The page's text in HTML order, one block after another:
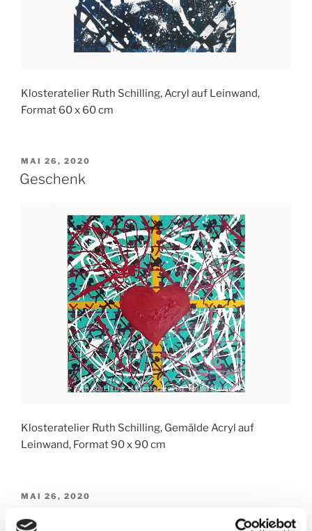
Klosteratelier Ruth Schilling, Acryl auf Leinwand,
Format 60 x 60 cm
VERÖFFENTLICHT
AM
MAI 26, 2020
Geschenk
Klosteratelier Ruth Schilling, Gemälde Acryl auf
Leinwand, Format 90 x 90 cm
VERÖFFENTLICHT
MAI 26, 2020